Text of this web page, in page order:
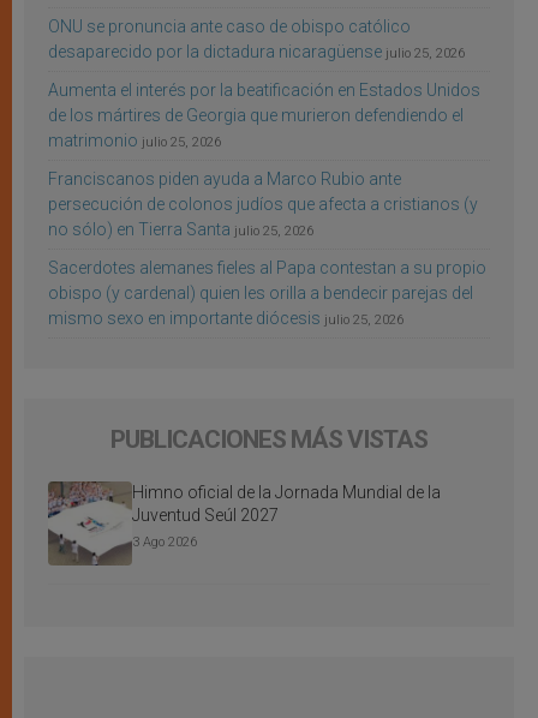
ONU se pronuncia ante caso de obispo católico
desaparecido por la dictadura nicaragüense julio 25, 2026
Aumenta el interés por la beatificación en Estados Unidos
de los mártires de Georgia que murieron defendiendo el
matrimonio julio 25, 2026
Franciscanos piden ayuda a Marco Rubio ante
persecución de colonos judíos que afecta a cristianos (y
no sólo) en Tierra Santa julio 25, 2026
Sacerdotes alemanes fieles al Papa contestan a su propio
obispo (y cardenal) quien les orilla a bendecir parejas del
mismo sexo en importante diócesis julio 25, 2026
PUBLICACIONES MÁS VISTAS
Himno oficial de la Jornada Mundial de la
Juventud Seúl 2027
3 Ago 2026